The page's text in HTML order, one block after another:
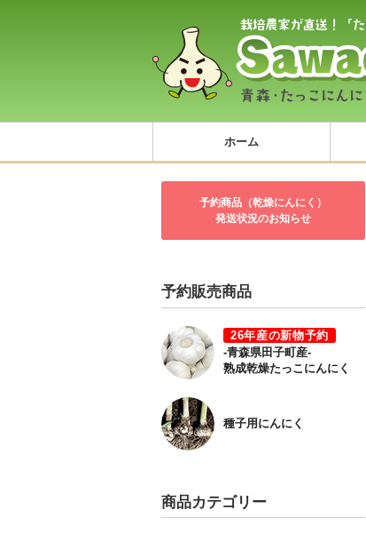
ホーム
予約商品（乾燥にんにく）
発送状況のお知らせ
予約販売商品
26年産の新物予約
-青森県田子町産-
熟成乾燥たっこにんにく
種子用にんにく
商品カテゴリー